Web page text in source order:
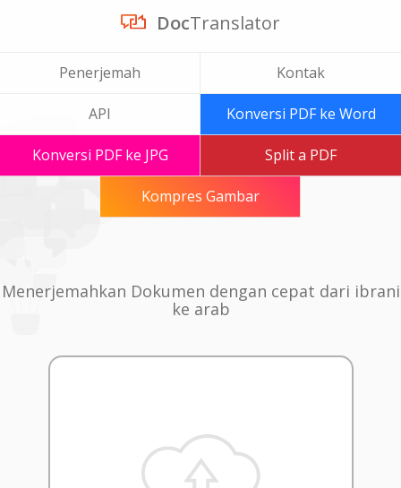
DocTranslator
Penerjemah Kontak
API Konversi PDF ke Word
Konversi PDF ke JPG Split a PDF
Kompres Gambar
Menerjemahkan Dokumen dengan cepat dari ibrani
ke arab